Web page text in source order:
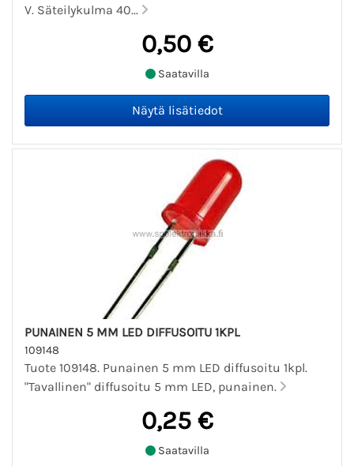
V. Säteilykulma 40...
0,50 €
Saatavilla
PUNAINEN 5 MM LED DIFFUSOITU 1KPL
109148
Tuote 109148. Punainen 5 mm LED diffusoitu 1kpl.
"Tavallinen" diffusoitu 5 mm LED, punainen.
0,25 €
Saatavilla